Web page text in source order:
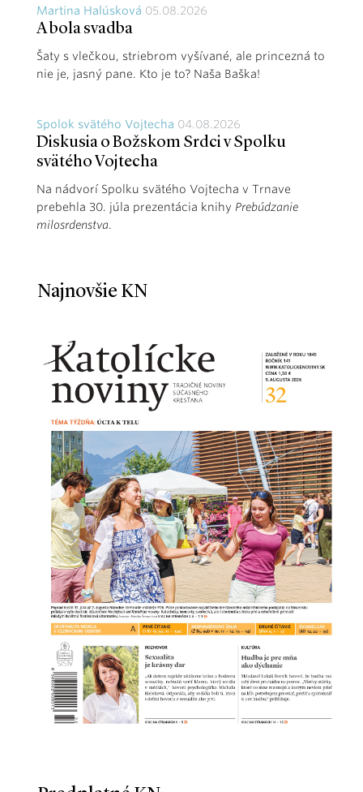
Martina Halúsková 05.08.2026
A bola svadba
Šaty s vlečkou, striebrom vyšívané, ale princezná to
nie je, jasný pane. Kto je to? Naša Baška!
Spolok svätého Vojtecha 04.08.2026
Diskusia o Božskom Srdci v Spolku
svätého Vojtecha
Na nádvorí Spolku svätého Vojtecha v Trnave
prebehla 30. júla prezentácia knihy Prebúdzanie
milosrdenstva.
Najnovšie KN